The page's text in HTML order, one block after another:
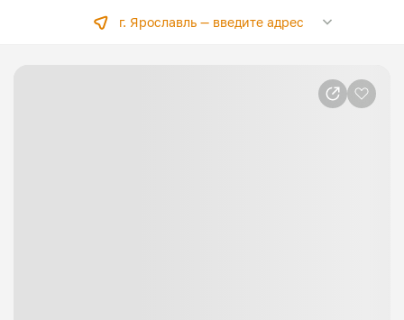
г. Ярославль —введите адрес